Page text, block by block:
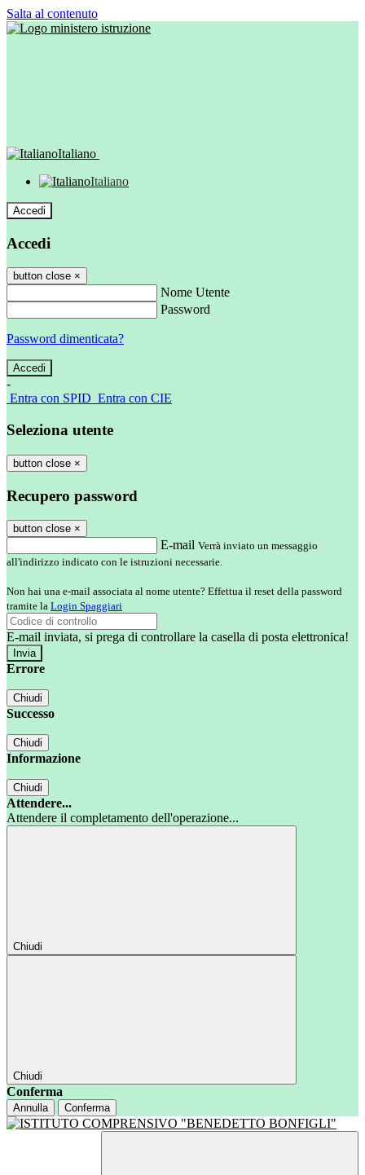
Salta al contenuto
Italiano
Italiano
Accedi
Accedi
button close ×
Nome Utente
Password
Password dimenticata?
-
Entra con SPID Entra con CIE
Seleziona utente
button close ×
Recupero password
button close ×
E-mail Verrà inviato un messaggio
all'indirizzo indicato con le istruzioni necessarie.
Non hai una e-mail associata al nome utente? Effettua il reset della password
tramite la Login Spaggiari
E-mail inviata, si prega di controllare la casella di posta elettronica!
Errore
Chiudi
Successo
Chiudi
Informazione
Chiudi
Attendere...
Attendere il completamento dell'operazione...
Chiudi
Chiudi
Conferma
Annulla Conferma